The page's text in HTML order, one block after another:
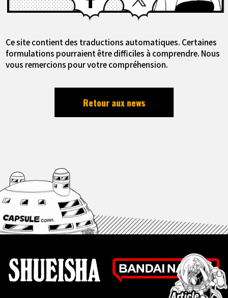
Ce site contient des traductions automatiques. Certaines
formulations pourraient être difficiles à comprendre. Nous
vous remercions pour votre compréhension.
Retour aux news